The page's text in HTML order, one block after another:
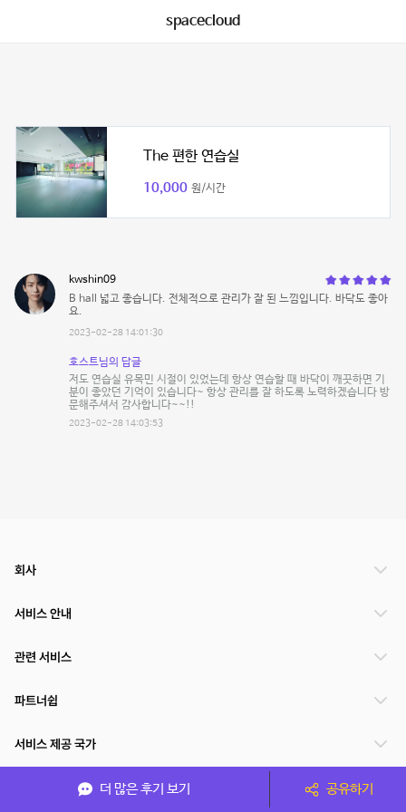
spacecloud
The 편한 연습실
10,000 원/시간
kwshin09
B hall 넓고 좋습니다. 전체적으로 관리가 잘 된 느낌입니다. 바닥도 좋아
요.
2023-02-28 14:01:30
호스트님의 답글
저도 연습실 유목민 시절이 있었는데 항상 연습할 때 바닥이 깨끗하면 기
분이 좋았던 기억이 있습니다~ 항상 관리를 잘 하도록 노력하겠습니다 방
문해주셔서 감사합니다~~!!
2023-02-28 14:03:53
더 많은 후기 보기 공유하기
회사
서비스 안내
관련 서비스
파트너쉽
서비스 제공 국가